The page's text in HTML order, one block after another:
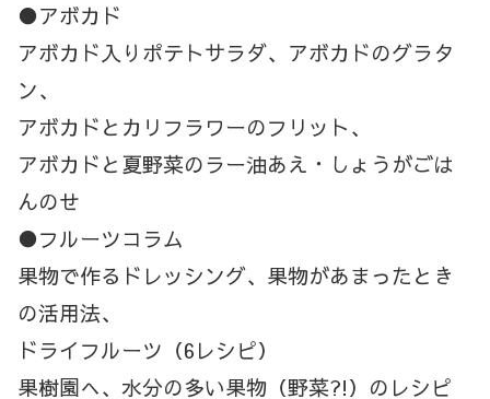
●アボカド
アボカド入りポテトサラダ、アボカドのグラタ
ン、
アボカドとカリフラワーのフリット、
アボカドと夏野菜のラー油あえ・しょうがごは
んのせ
●フルーツコラム
果物で作るドレッシング、果物があまったとき
の活用法、
ドライフルーツ（6レシピ）
果樹園へ、水分の多い果物（野菜?!）のレシピ